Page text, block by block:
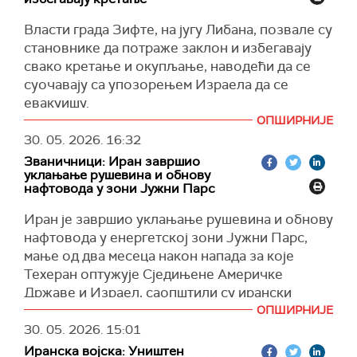
нафтом и течним природним гасом, прешле су
опасан прелаз, стварајући мали вентил за
олакшање глобалне економије.
Искључивање система АИС отежава
електронско уочавање бродова и чини их
кретали мореузом, неки бродови остају у
контакту са америчким војним званичницима,
који користе радар, дронове и друге алате за
транзиту.
Сједињене Америчке Државе их саветују када
да се зауставе и како да одговоре на иранске
претње, према речима бродовласника и
(Танјуг )
Власти града Зифте, на југу Либана, позвале су
становнике да потраже заклон и избегавају
свако кретање и окупљање, наводећи да се
суочавају са упозорењем Израела да се
евакуишу.
У саопштењу, општина је позвала "истрајне
становнике да се склоне где год је то могуће",
додајући да они који то не могу треба да
остану у својим домовима из безбедносних
"Кретање и окупљања широм града су строго
забрањени", наводи се у саопштењу.
Општинске власти су, такође, упозориле да се
грађани не окупљају на местима напада,
наводећи да су "у случају било каквог
ваздушног напада окупљања забрањена за све
који нису на службеној дужности или
ОПШИРНИЈЕ
30. 05. 2026. 16:32
Званичници: Иран завршио
уклањање рушевина и обнову
нафтовода у зони Јужни Парс
Иран је завршио уклањање рушевина и обнову
нафтовода у енергетској зони Јужни Парс,
мање од два месеца након напада за које
Техеран оптужује Сједињене Америчке
Државе и Израел, саопштили су ирански
званичници.
Према речима заменика министра нафте
ОПШИРНИЈЕ
30. 05. 2026. 15:01
Иранска војска: Уништен